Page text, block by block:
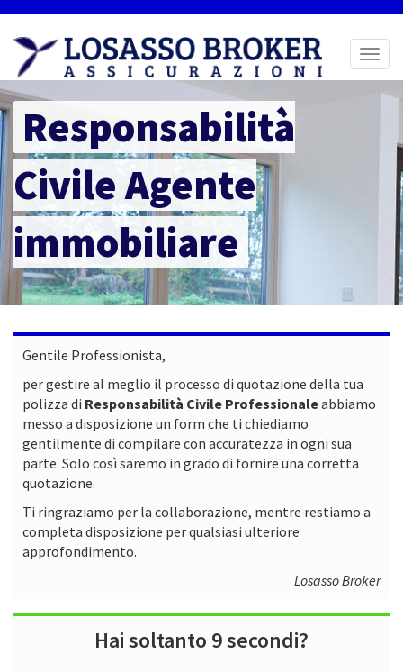
Responsabilità
Civile Agente
immobiliare
Gentile Professionista,
per gestire al meglio il processo di quotazione della tua
polizza di Responsabilità Civile Professionaleabbiamo
messo a disposizione un form che ti chiediamo
gentilmente di compilare con accuratezza in ogni sua
parte. Solo così saremo in grado di fornire una corretta
quotazione.
Ti ringraziamo per la collaborazione, mentre restiamo a
completa disposizione per qualsiasi ulteriore
approfondimento.
Losasso Broker
Hai soltanto 9 secondi?